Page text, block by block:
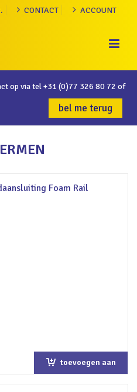
CONTACT ACCOUNT
op via tel+31 (0)77 326 80 72 of
bel me terug
Foam Rail
toevoegen aan
winkelwagen